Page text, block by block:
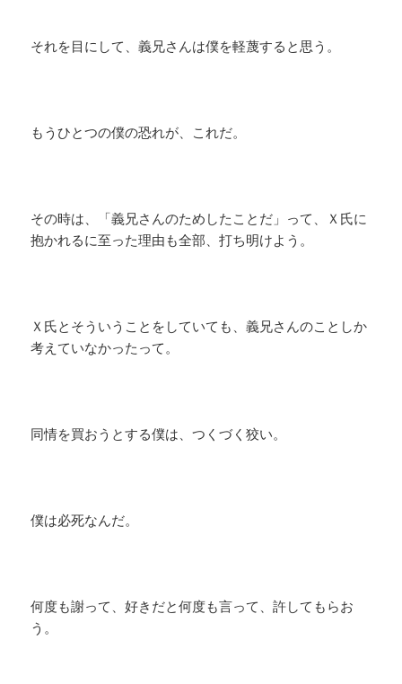
それを目にして、義兄さんは僕を軽蔑すると思う。
もうひとつの僕の恐れが、これだ。
その時は、「義兄さんのためしたことだ」って、Ｘ氏に
抱かれるに至った理由も全部、打ち明けよう。
Ｘ氏とそういうことをしていても、義兄さんのことしか
考えていなかったって。
同情を買おうとする僕は、つくづく狡い。
僕は必死なんだ。
何度も謝って、好きだと何度も言って、許してもらお
う。